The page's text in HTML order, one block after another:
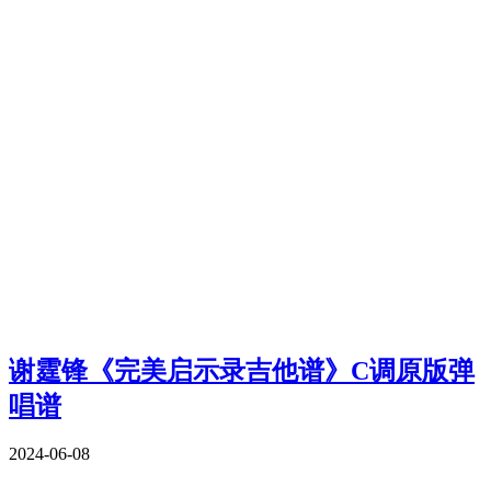
谢霆锋《完美启示录吉他谱》C调原版弹
唱谱
2024-06-08